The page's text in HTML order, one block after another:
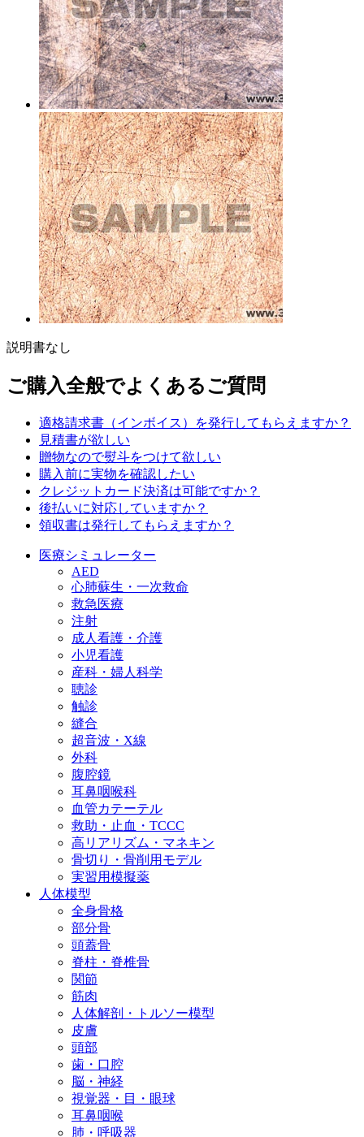
説明書なし
ご購入全般でよくあるご質問
適格請求書（インボイス）を発行してもらえますか？
見積書が欲しい
贈物なので熨斗をつけて欲しい
購入前に実物を確認したい
クレジットカード決済は可能ですか？
後払いに対応していますか？
領収書は発行してもらえますか？
医療シミュレーター
AED
心肺蘇生・一次救命
救急医療
注射
成人看護・介護
小児看護
産科・婦人科学
聴診
触診
縫合
超音波・X線
外科
腹腔鏡
耳鼻咽喉科
血管カテーテル
救助・止血・TCCC
高リアリズム・マネキン
骨切り・骨削用モデル
実習用模擬薬
人体模型
全身骨格
部分骨
頭蓋骨
脊柱・脊椎骨
関節
筋肉
人体解剖・トルソー模型
皮膚
頭部
歯・口腔
脳・神経
視覚器・目・眼球
耳鼻咽喉
肺・呼吸器